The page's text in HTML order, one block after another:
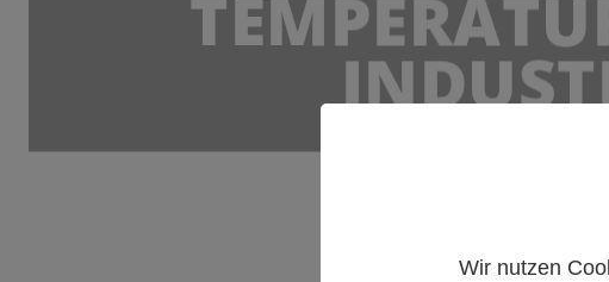
Wir nutzen